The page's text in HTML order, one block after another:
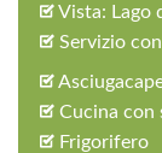
Vista: Lago
Servizio
Cucina con
Frigorifero